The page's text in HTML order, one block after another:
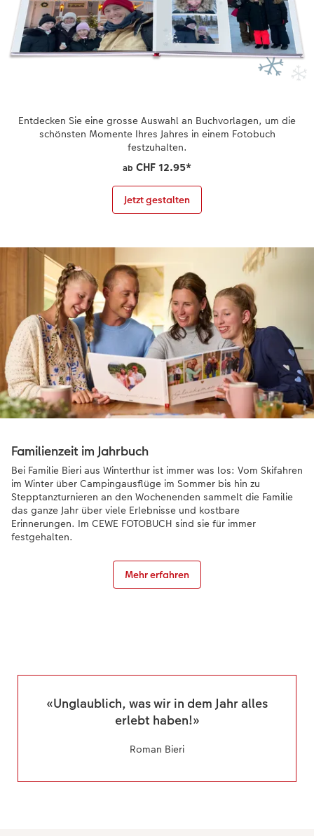
Coffeetable Book «Art Collection»
CEWE FOTOBUCH per PDF
Zubehör
Wandgestaltung
CEWE myPhotos
Foto-Leckerlidose
Entdecken Sie eine grosse Auswahl an Buchvorlagen, um die
schönsten Momente Ihres Jahres in einem Fotobuch
festzuhalten.
ab CHF 12.95*
Jetzt gestalten
Familienzeit im Jahrbuch
Bei Familie Bieri aus Winterthur ist immer was los: Vom Skifahren
im Winter über Campingausflüge im Sommer bis hin zu
Stepptanzturnieren an den Wochenenden sammelt die Familie
das ganze Jahr über viele Erlebnisse und kostbare
Erinnerungen. Im CEWE FOTOBUCH sind sie für immer
festgehalten.
Mehr erfahren
«Unglaublich, was wir in dem Jahr alles
erlebt haben!»
Roman Bieri